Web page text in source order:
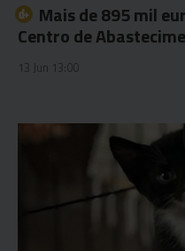
Mais de 895 mil
Centro de
13 Jun 13:00